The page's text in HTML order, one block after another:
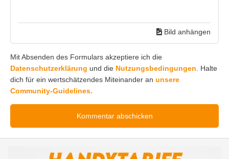
Bild anhängen
Mit Absenden des Formulars akzeptiere ich die
Datenschutzerklärung und die Nutzungsbedingungen . Halte
dich für ein wertschätzendes Miteinander an unsere
Community-Guidelines.